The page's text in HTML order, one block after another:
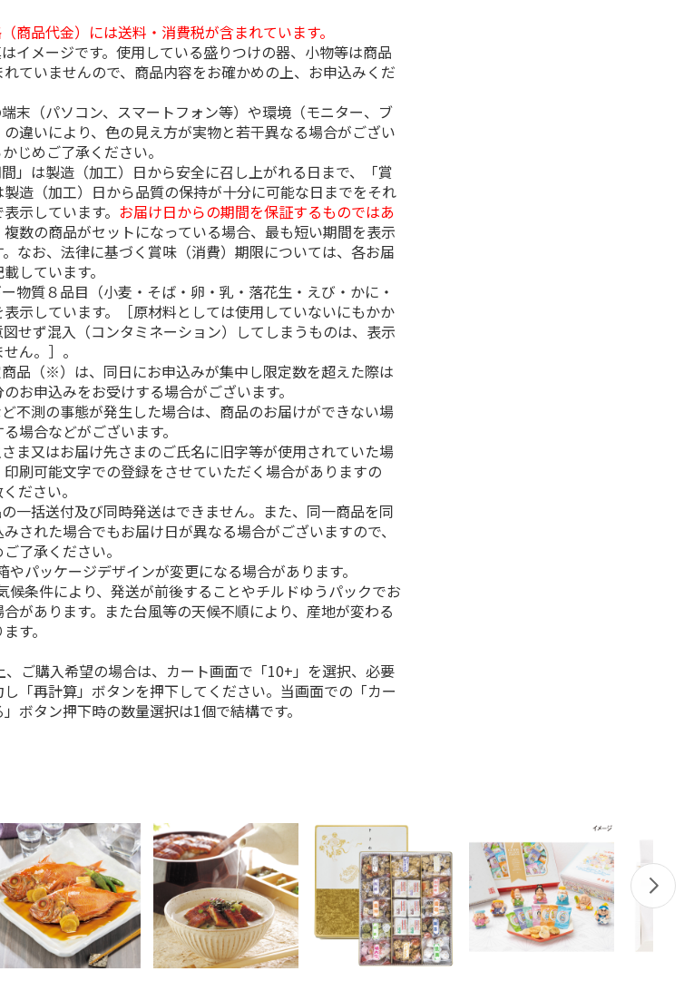
商品代金）には送料・消費税が含まれています。
イメージです。使用している盛りつけの器、小物等は商品
ていませんので、商品内容をお確かめの上、お申込みくだ
末（パソコン、スマートフォン等）や環境（モニター、ブ
の違いにより、色の見え方が実物と若干異なる場合がござい
じめご了承ください。
」は製造（加工）日から安全に召し上がれる日まで、「賞
製造（加工）日から品質の保持が十分に可能な日までをそれ
示しています。 お届け日からの期間を保証するものではあ
複数の商品がセットになっている場合、最も短い期間を表示
。なお、法律に基づく賞味（消費）期限については、各お届
しています。
物質８品目（小麦・そば・卵・乳・落花生・えび・かに・
表示しています。［原材料としては使用していないにもかか
せず混入（コンタミネーション）してしまうものは、表示
ん。］。
品（※）は、同日にお申込みが集中し限定数を超えた際は
お申込みをお受けする場合がございます。
不測の事態が発生した場合は、商品のお届けができない場
場合などがございます。
ま又はお届け先さまのご氏名に旧字等が使用されていた場
刷可能文字での登録をさせていただく場合がありますの
ださい。
一括送付及び同時発送はできません。また、同一商品を同
された場合でもお届け日が異なる場合がございますので、
了承ください。
やパッケージデザインが変更になる場合があります。
候条件により、発送が前後することやチルドゆうパックでお
があります。また台風等の天候不順により、産地が変わる
す。
ご購入希望の場合は、カート画面で「10+」を選択、必要
「再計算」ボタンを押下してください。当画面での「カー
」ボタン押下時の数量選択は1個で結構です。